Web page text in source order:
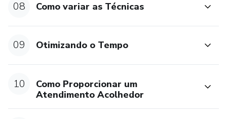
08 Como variar as Técnicas
09 Otimizando o Tempo
10
Como Proporcionar um
Atendimento Acolhedor